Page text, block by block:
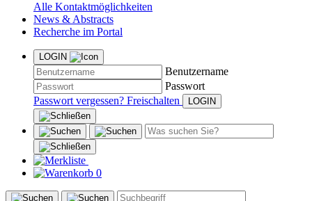
Alle Kontaktmöglichkeiten
News & Abstracts
Recherche im Portal
LOGIN
Benutzername
Passwort
Passwort vergessen? Freischalten
0